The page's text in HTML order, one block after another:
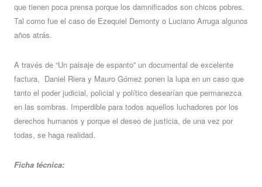
que tienen poca prensa porque los damnificados son chicos pobres.
Tal como fue el caso de Ezequiel Demonty o Luciano Arruga algunos
años atrás.
A través de “Un paisaje de espanto” un documental de excelente
factura, Daniel Riera y Mauro Gómez ponen la lupa en un caso que
tanto el poder judicial, policial y político desearían que permanezca
en las sombras. Imperdible para todos aquellos luchadores por los
derechos humanos y porque el deseo de justicia, de una vez por
todas, se haga realidad.
Ficha técnica: